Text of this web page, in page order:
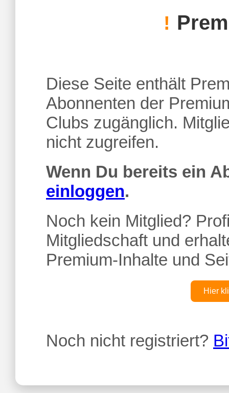
!
Diese Seite enthält
Abonnenten der
Clubs zugänglich.
nicht zugreifen.
Wenn Du bereits ein
einloggen.
Noch kein Mitglied?
Mitgliedschaft und
Premium-Inhalte und
Hier
Noch nicht registriert?